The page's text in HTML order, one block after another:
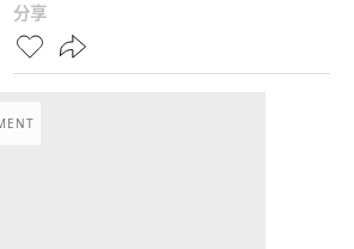
分享